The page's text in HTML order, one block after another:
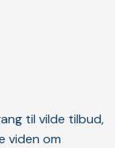
til vilde tilbud,
viden om